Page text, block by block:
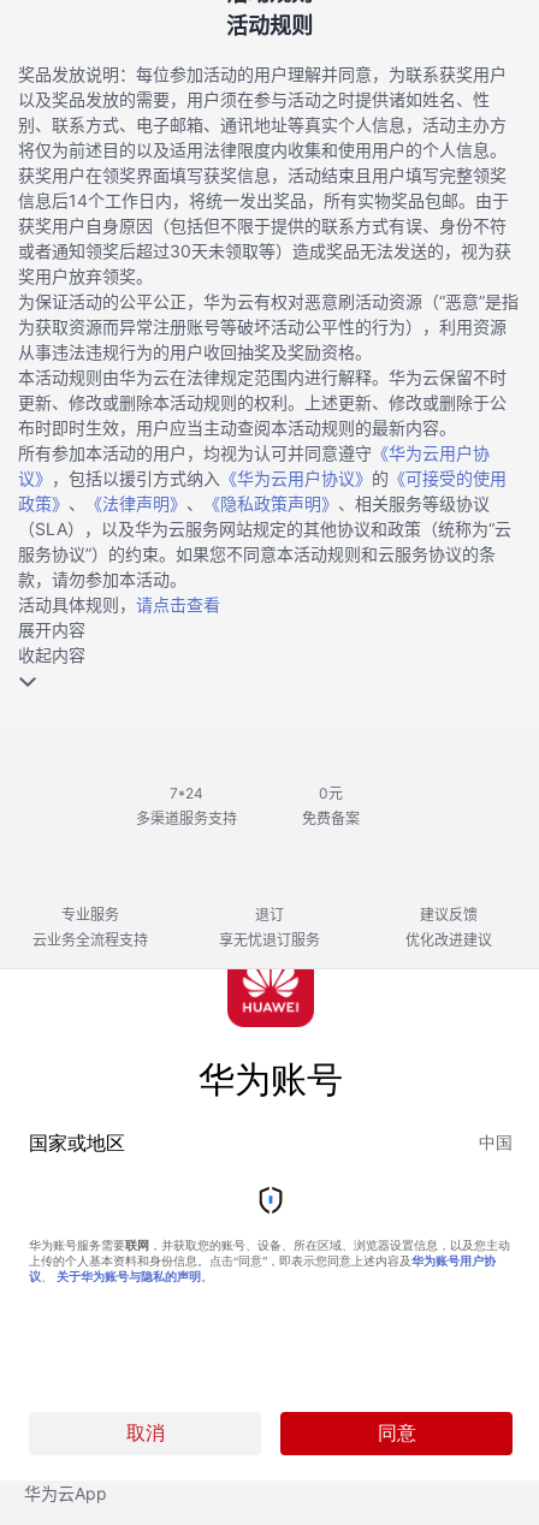
活动规则
奖品发放说明：每位参加活动的用户理解并同意，为联系获奖用户
以及奖品发放的需要，用户须在参与活动之时提供诸如姓名、性
别、联系方式、电子邮箱、通讯地址等真实个人信息，活动主办方
将仅为前述目的以及适用法律限度内收集和使用用户的个人信息。
获奖用户在领奖界面填写获奖信息，活动结束且用户填写完整领奖
信息后14个工作日内，将统一发出奖品，所有实物奖品包邮。由于
获奖用户自身原因（包括但不限于提供的联系方式有误、身份不符
或者通知领奖后超过30天未领取等）造成奖品无法发送的，视为获
奖用户放弃领奖。
为保证活动的公平公正，华为云有权对恶意刷活动资源（“恶意”是指
为获取资源而异常注册账号等破坏活动公平性的行为），利用资源
从事违法违规行为的用户收回抽奖及奖励资格。
本活动规则由华为云在法律规定范围内进行解释。华为云保留不时
更新、修改或删除本活动规则的权利。上述更新、修改或删除于公
布时即时生效，用户应当主动查阅本活动规则的最新内容。
所有参加本活动的用户，均视为认可并同意遵守 《华为云用户协
议》 ，包括以援引方式纳入 《华为云用户协议》 的 《可接受的使用
政策》 、 《法律声明》 、 《隐私政策声明》 、相关服务等级协议
（SLA），以及华为云服务网站规定的其他协议和政策（统称为“云
服务协议”）的约束。如果您不同意本活动规则和云服务协议的条
款，请勿参加本活动。
活动具体规则， 请点击查看
展开内容
收起内容
7*24
多渠道服务支持
0元
免费备案
专业服务
云业务全流程支持
退订
享无忧退订服务
建议反馈
优化改进建议
华为云App